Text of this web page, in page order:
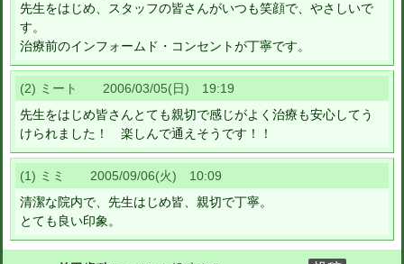
先生をはじめ、スタッフの皆さんがいつも笑顔で、やさしいで
す。
治療前のインフォームド・コンセントが丁寧です。
(2) ミート 2006/03/05(日) 19:19
先生をはじめ皆さんとても親切で感じがよく治療も安心してう
けられました！ 楽しんで通えそうです！！
(1) ミミ 2005/09/06(火) 10:09
清潔な院内で、先生はじめ皆、親切で丁寧。
とても良い印象。